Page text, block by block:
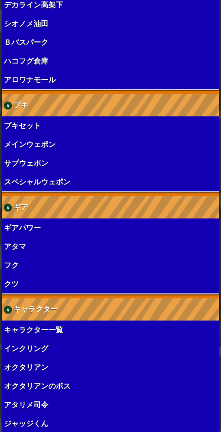
デカライン高架下
シオノメ油田
Ｂバスパーク
ハコフグ倉庫
アロワナモール
ブキ
ブキセット
メインウェポン
サブウェポン
スペシャルウェポン
ギア
ギアパワー
アタマ
フク
クツ
キャラクター
キャラクター一覧
インクリング
オクタリアン
オクタリアンのボス
アタリメ司令
ジャッジくん